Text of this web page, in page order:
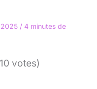
/ 4 minutes de
votes)